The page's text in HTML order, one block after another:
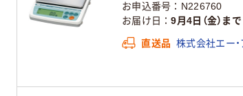
お申込番号
N226760
お届け日
9月4日（金）まで
直送品 株式会社エー・